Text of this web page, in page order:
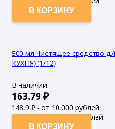
В КОРЗИНУ
500 мл Чистящее средство
КУХНЯ) (1/12)
В наличии
163.79₽
148.9 ₽ - от 10.000 рублей
135.36₽ - от 50.000 рублей
В КОРЗИНУ